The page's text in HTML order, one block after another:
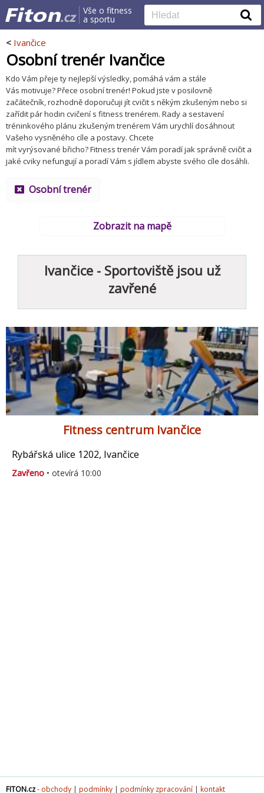
Vše o fitness
a sportu
< Ivančice
Osobní trenér Ivančice
Kdo Vám přeje ty nejlepší výsledky, pomáhá vám a stále
Vás motivuje? Přece osobní trenér! Pokud jste v posilovně
začátečník, rozhodně doporučuji jít cvičit s někým zkušeným nebo si
zařídit pár hodin cvičení s fitness trenérem. Rady a sestavení
tréninkového plánu zkušeným trenérem Vám urychlí dosáhnout
Vašeho vysněného cíle a postavy. Chcete
mít vyrýsované břicho? Fitness trenér Vám poradí jak správně cvičit a
jaké cviky nefungují a poradí Vám s jídlem abyste svého cíle dosáhli.
Osobní trenér
Zobrazit na mapě
Ivančice - Sportoviště jsou už
zavřené
Fitness centrum Ivančice
Rybářská ulice 1202, Ivančice
Zavřeno • otevírá 10:00
FITON.cz- obchody | podmínky | podmínky zpracování | kontakt